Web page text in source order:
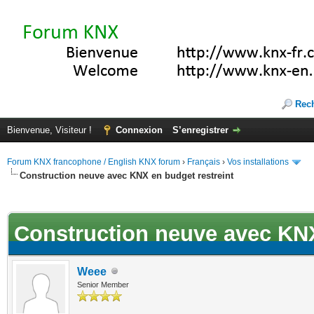
Bienvenue, Visiteur ! Connexion S’enregistrer
Forum KNX francophone / English KNX forum › Français › Vos installations
Construction neuve avec KNX en budget restreint
Construction neuve avec
Weee
Senior Member